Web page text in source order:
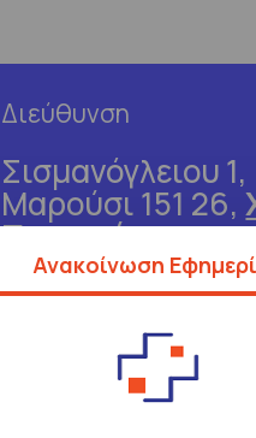
Ανακοίνωση
Διεύθυνση
Σισμανόγλειου 1,
Μαρούσι 151 26,
Περιοχής